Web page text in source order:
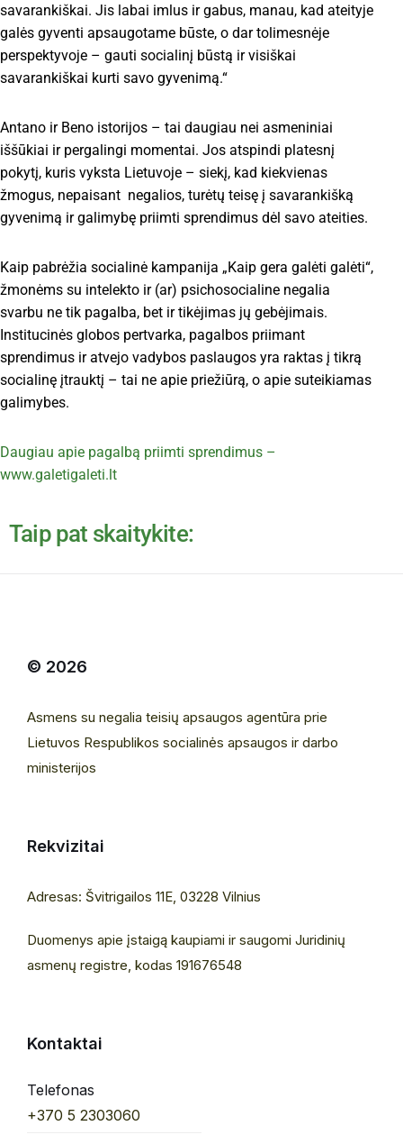
savarankiškai. Jis labai imlus ir gabus, manau, kad ateityje
galės gyventi apsaugotame būste, o dar tolimesnėje
perspektyvoje – gauti socialinį būstą ir visiškai
savarankiškai kurti savo gyvenimą.“
Antano ir Beno istorijos – tai daugiau nei asmeniniai
iššūkiai ir pergalingi momentai. Jos atspindi platesnį
pokytį, kuris vyksta Lietuvoje – siekį, kad kiekvienas
žmogus, nepaisant negalios, turėtų teisę į savarankišką
gyvenimą ir galimybę priimti sprendimus dėl savo ateities.
Kaip pabrėžia socialinė kampanija „Kaip gera galėti galėti“,
žmonėms su intelekto ir (ar) psichosocialine negalia
svarbu ne tik pagalba, bet ir tikėjimas jų gebėjimais.
Institucinės globos pertvarka, pagalbos priimant
sprendimus ir atvejo vadybos paslaugos yra raktas į tikrą
socialinę įtrauktį – tai ne apie priežiūrą, o apie suteikiamas
galimybes.
Daugiau apie pagalbą priimti sprendimus –
www.galetigaleti.lt
Taip pat skaitykite:
© 2026
Asmens su negalia teisių apsaugos agentūra prie
Lietuvos Respublikos socialinės apsaugos ir darbo
ministerijos
Rekvizitai
Adresas: Švitrigailos 11E, 03228 Vilnius
Duomenys apie įstaigą kaupiami ir saugomi Juridinių
asmenų registre, kodas 191676548
Kontaktai
Telefonas
+370 5 2303060